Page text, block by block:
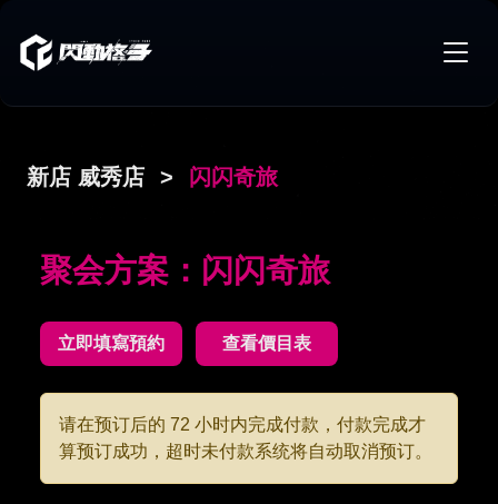
新店 威秀店 > 闪闪奇旅
聚会方案：闪闪奇旅
立即填寫預約 查看價目表
请在预订后的 72 小时内完成付款，付款完成才
算预订成功，超时未付款系统将自动取消预订。